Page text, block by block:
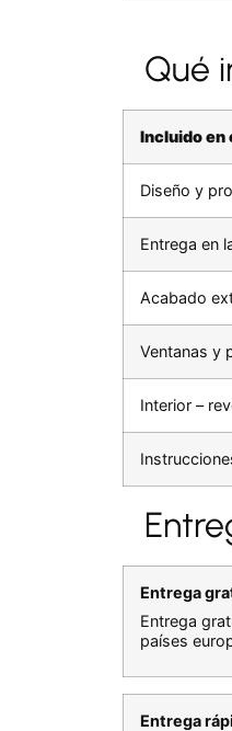
Qué
Incluido en
Diseño y
Entrega en
Acabado
Ventanas y
Interior –
Entrega
Entrega
países
Entrega